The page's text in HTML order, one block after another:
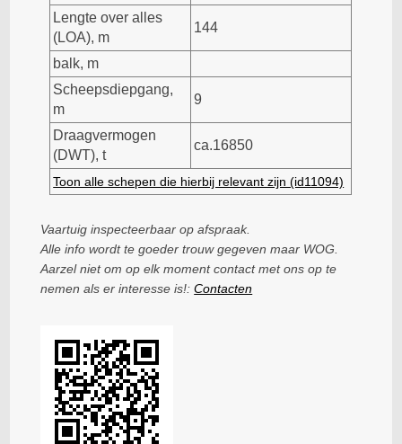
Lengte over alles
(LOA), m
144
balk, m
Scheepsdiepgang,
m
9
Draagvermogen
(DWT), t
ca.16850
Toon alle schepen die hierbij relevant zijn (id11094)
Vaartuig inspecteerbaar op afspraak.
Alle info wordt te goeder trouw gegeven maar WOG.
Aarzel niet om op elk moment contact met ons op te
nemen als er interesse is!:Contacten